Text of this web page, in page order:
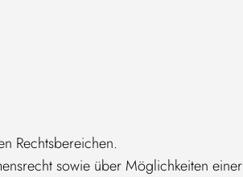
Rechtsbereichen.
sowie über Möglichkeiten einer